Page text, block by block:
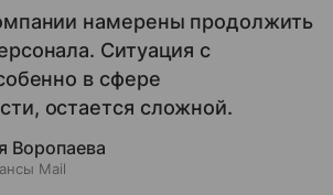
намерены продолжить
Ситуация с
в сфере
остается сложной.
Воропаева
Mail